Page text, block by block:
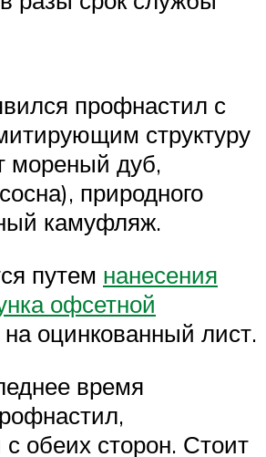
профнастил с
структуру
мореный дуб,
природного
камуфляж.
путем нанесения
офсетной
на оцинкованный лист.
время
обеих сторон. Стоит